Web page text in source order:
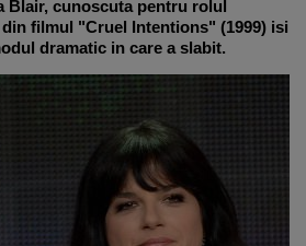
Blair, cunoscuta pentru rolul
filmul "Cruel Intentions" (1999) isi
dramatic in care a slabit.